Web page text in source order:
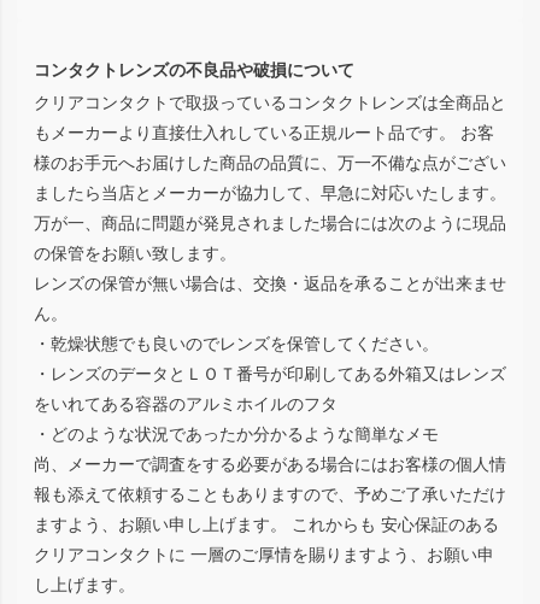
コンタクトレンズの不良品や破損について
クリアコンタクトで取扱っているコンタクトレンズは全商品と
もメーカーより直接仕入れしている正規ルート品です。 お客
様のお手元へお届けした商品の品質に、万一不備な点がござい
ましたら当店とメーカーが協力して、早急に対応いたします。
万が一、商品に問題が発見されました場合には次のように現品
の保管をお願い致します。
レンズの保管が無い場合は、交換・返品を承ることが出来ませ
ん。
・乾燥状態でも良いのでレンズを保管してください。
・レンズのデータとＬＯＴ番号が印刷してある外箱又はレンズ
をいれてある容器のアルミホイルのフタ
・どのような状況であったか分かるような簡単なメモ
尚、メーカーで調査をする必要がある場合にはお客様の個人情
報も添えて依頼することもありますので、予めご了承いただけ
ますよう、お願い申し上げます。 これからも 安心保証のある
クリアコンタクトに 一層のご厚情を賜りますよう、お願い申
し上げます。